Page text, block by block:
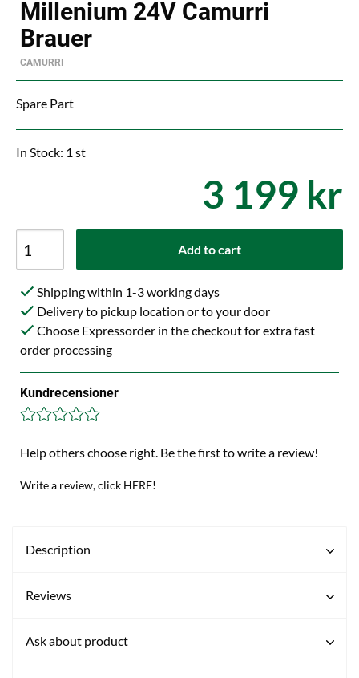
Millenium 24V Camurri
Brauer
CAMURRI
Spare Part
In Stock: 1 st
3 199 kr
Add to cart
Shipping within 1-3 working days
Delivery to pickup location or to your door
Choose Expressorder in the checkout for extra fast
order processing
Kundrecensioner
Help others choose right. Be the first to write a review!
Write a review, click HERE!
Description
Reviews
Ask about product